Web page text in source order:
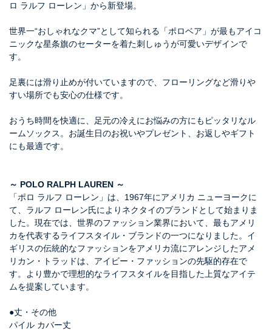
ロ ラルフ ローレン」から新登場。
世界一“おしゃれなクマ”として知られる「ポロベア」が最もアイコ
ニックな星条旗のセーターを着た刺しゅうが可愛いデザインで
す。
足裏には滑り止めが付いていますので、フローリングなど滑りや
すい場所でも安心の仕様です。
おうち時間を快適に、足元の冷えにお悩みの方にもピッタリなル
ームソックス。お誕生日のお祝いやプレゼント、お返しやギフト
にも最適です。
～ POLO RALPH LAUREN ～
「ポロ ラルフ ローレン」は、1967年にアメリカ ニューヨークに
て、ラルフ ローレン氏によりネクタイのブランドとして始まりま
した。現在では、世界のファッション業界において、最もアメリ
カを代表するライフスタイル・ブランドの一つになりました。イ
ギリスの伝統的なファッションをアメリカ流にアレンジしたアメ
リカン・トラッドは、アイビー・ファッションの先駆的存在で
す。より豊かで理想的なライフスタイルを目指した上質なアイテ
ムを提案しています。
●丈・その他
パイル カバー丈